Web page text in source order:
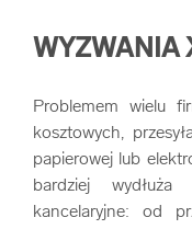
WYZWANIA
Problemem wielu
kosztowych,
papierowej lub
bardziej
kancelaryjne: od